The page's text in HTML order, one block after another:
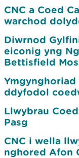
CNC a Coed
warchod
Diwrnod
eiconig yng
Bettisfield
ddyfodol
Llwybrau
Pasg
CNC i wella
nghored Afon